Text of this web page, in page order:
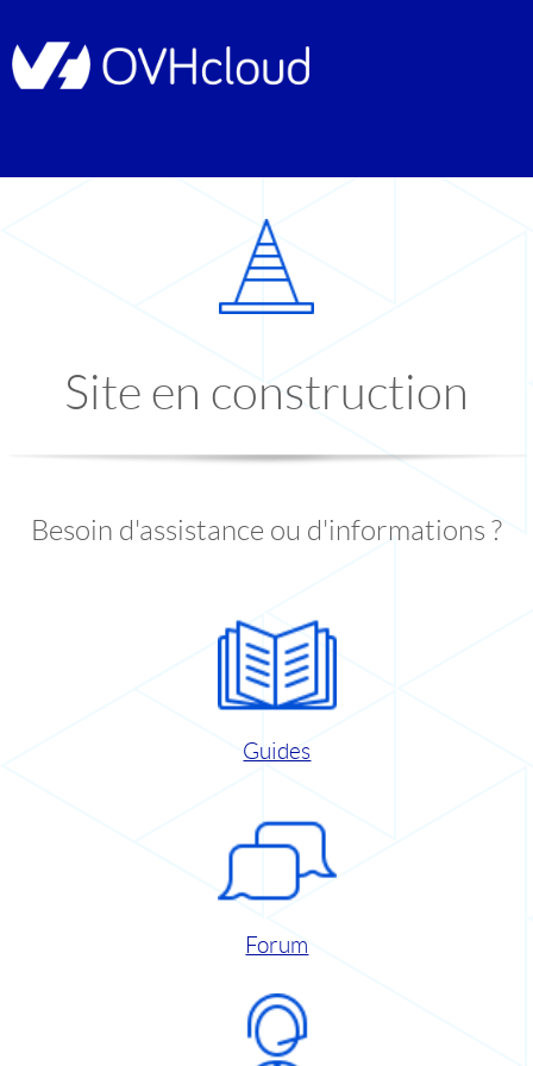
Site en construction
Besoin d'assistance ou d'informations ?
Guides
Forum